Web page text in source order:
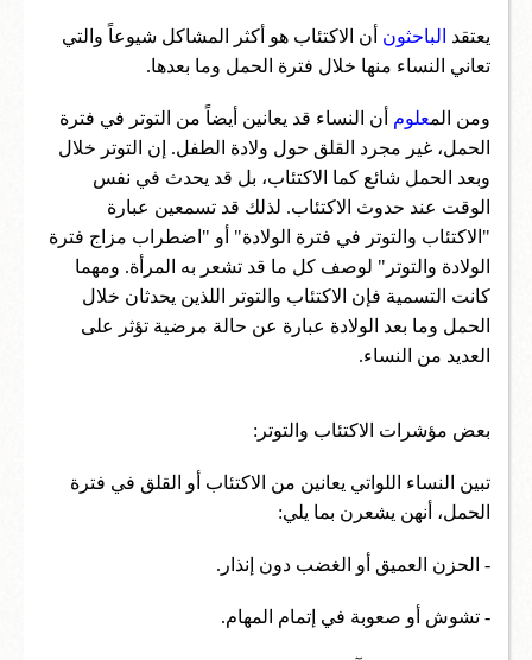
يعتقد الباحثون أن الاكتئاب هو أكثر المشاكل شيوعاً والتي
تعاني النساء منها خلال فترة الحمل وما بعدها.
ومن المعلوم أن النساء قد يعانين أيضاً من التوتر في فترة
الحمل، غير مجرد القلق حول ولادة الطفل. إن التوتر خلال
وبعد الحمل شائع كما الاكتئاب، بل قد يحدث في نفس
الوقت عند حدوث الاكتئاب. لذلك قد تسمعين عبارة
"الاكتئاب والتوتر في فترة الولادة" أو "اضطراب مزاج فترة
الولادة والتوتر" لوصف كل ما قد تشعر به المرأة. ومهما
كانت التسمية فإن الاكتئاب والتوتر اللذين يحدثان خلال
الحمل وما بعد الولادة عبارة عن حالة مرضية تؤثر على
العديد من النساء.
بعض مؤشرات الاكتئاب والتوتر:
تبين النساء اللواتي يعانين من الاكتئاب أو القلق في فترة
الحمل، أنهن يشعرن بما يلي:
- الحزن العميق أو الغضب دون إنذار.
- تشوش أو صعوبة في إتمام المهام.